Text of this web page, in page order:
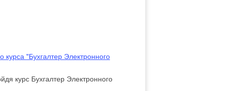
курса "Бухгалтер Электронного
курс Бухгалтер Электронного